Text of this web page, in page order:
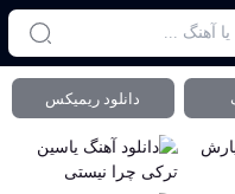
دانلود ریمیکس